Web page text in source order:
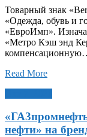
Товарный знак
«Одежда, обувь и
«ЕвроИмп».
«Метро Кэш энд
Read More
нефти» на